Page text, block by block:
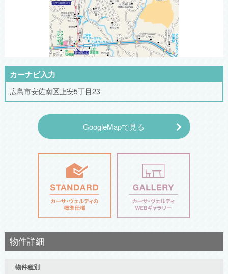
カーナビ入力
広島市安佐南区上安5丁目23
GoogleMapで見る
物件詳細
物件種別